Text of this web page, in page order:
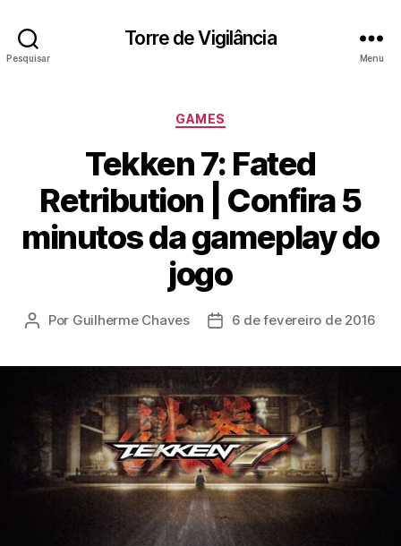
Pesquisar
Torre de Vigilância
Menu
Categorias
GAMES
Tekken 7: Fated
Retribution | Confira 5
minutos da gameplay do
jogo
Autor
Por Guilherme Chaves
Data6 de fevereiro de 2016